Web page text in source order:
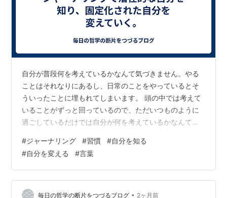
自分が普段何を考えているかなんて気づきません。やる
ことはそれなりにあるし、日常のことをやっているとそ
ういったことに埋もれてしまいます。 頭の中では考えて
いることがずっと回っているので、ただいつものように
過ごしているだけでは自分が何を考えているかなんてこ
リングを毎日のようにやっているわけです。 何かを書け
ばすぐにそれで自分のことが振り返られるかというとそ
ういうわけではありませんが、しばらく書いていると、
気がついたら自分が考えることが分かってきます。 始め
は表面的なこと、普段に何をやっているかとか、これま
#ジャーナリング #習慣 #自分を知る
#自分を変える #言葉
毎日の哲学の断片をつづるブログ • 2ヶ月前